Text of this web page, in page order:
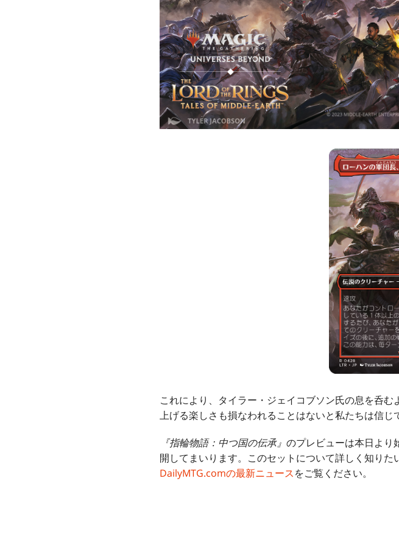
これにより、タイラー・ジェイコブソン氏の息を呑
上げる楽しさも損なわれることはないと私たちは信じ
『指輪物語：中つ国の伝承』 のプレビューは本日より
開してまいります。このセットについて詳しく知りた
DailyMTG.comの最新ニュースをご覧ください。